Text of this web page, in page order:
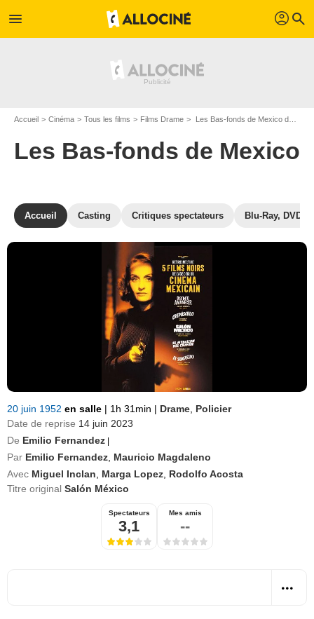
menu profil search
Accueil Cinéma Tous les films Films Drame Les Bas-fonds de Mexico de Emilio Fernandez
Les Bas-fonds de Mexico
Accueil Casting Critiques spectateurs Blu-Ray, DVD
20 juin 1952 en salle | 1h 31min | Drame Policier
Date de reprise 14 juin 2023
De Emilio Fernandez
Par Emilio Fernandez Mauricio Magdaleno
Avec Miguel Inclan Marga Lopez Rodolfo Acosta
Titre original Salón México
Spectateurs
3,1
Mes amis
--